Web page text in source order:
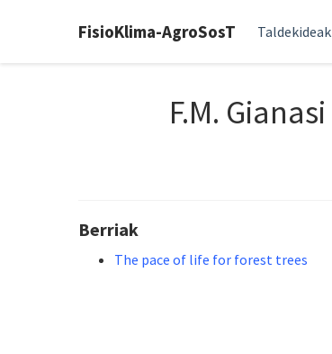
FisioKlima-AgroSosT Taldekideak
F.M. Gianasi
Berriak
The pace of life for forest trees